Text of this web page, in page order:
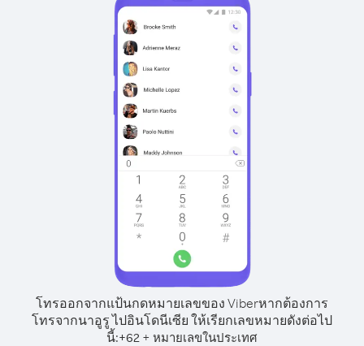
โทรออกจากแป้นกดหมายเลขของ Viberหากต้องการ
โทรจากนาอูรู ไปอินโดนีเซีย ให้เรียกเลขหมายดังต่อไป
นี้:+62 + หมายเลขในประเทศ